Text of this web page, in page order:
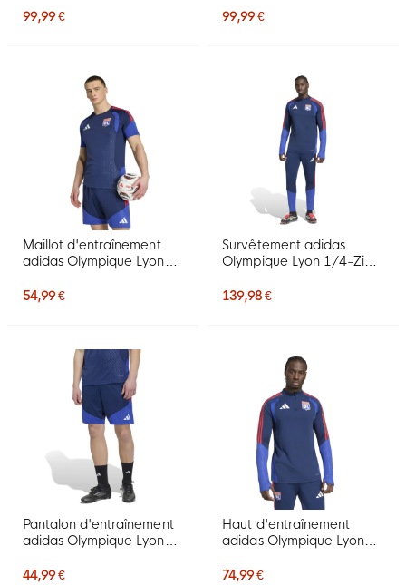
99,99 €
99,99 €
Maillot d'entraînement
adidas Olympique Lyon
rouge
54,99 €
Survêtement adidas
Olympique Lyon 1/4-Zip
rouge
139,98 €
Pantalon d'entraînement
adidas Olympique Lyon
rouge
44,99 €
Haut d'entraînement
adidas Olympique Lyon
foncé rouge
74,99 €